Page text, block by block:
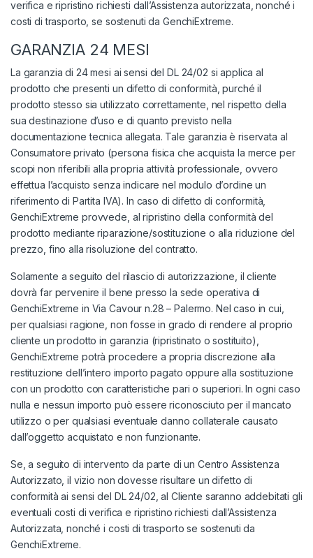
verifica e ripristino richiesti dall’Assistenza autorizzata, nonché i
costi di trasporto, se sostenuti da GenchiExtreme.
GARANZIA 24 MESI
La garanzia di 24 mesi ai sensi del DL 24/02 si applica al
prodotto che presenti un difetto di conformità, purché il
prodotto stesso sia utilizzato correttamente, nel rispetto della
sua destinazione d’uso e di quanto previsto nella
documentazione tecnica allegata. Tale garanzia è riservata al
Consumatore privato (persona fisica che acquista la merce per
scopi non riferibili alla propria attività professionale, ovvero
effettua l’acquisto senza indicare nel modulo d’ordine un
riferimento di Partita IVA). In caso di difetto di conformità,
GenchiExtreme provvede, al ripristino della conformità del
prodotto mediante riparazione/sostituzione o alla riduzione del
prezzo, fino alla risoluzione del contratto.
Solamente a seguito del rilascio di autorizzazione, il cliente
dovrà far pervenire il bene presso la sede operativa di
GenchiExtreme in Via Cavour n.28 – Palermo. Nel caso in cui,
per qualsiasi ragione, non fosse in grado di rendere al proprio
cliente un prodotto in garanzia (ripristinato o sostituito),
GenchiExtreme potrà procedere a propria discrezione alla
restituzione dell’intero importo pagato oppure alla sostituzione
con un prodotto con caratteristiche pari o superiori. In ogni caso
nulla e nessun importo può essere riconosciuto per il mancato
utilizzo o per qualsiasi eventuale danno collaterale causato
dall’oggetto acquistato e non funzionante.
Se, a seguito di intervento da parte di un Centro Assistenza
Autorizzato, il vizio non dovesse risultare un difetto di
conformità ai sensi del DL 24/02, al Cliente saranno addebitati gli
eventuali costi di verifica e ripristino richiesti dall’Assistenza
Autorizzata, nonché i costi di trasporto se sostenuti da
GenchiExtreme.